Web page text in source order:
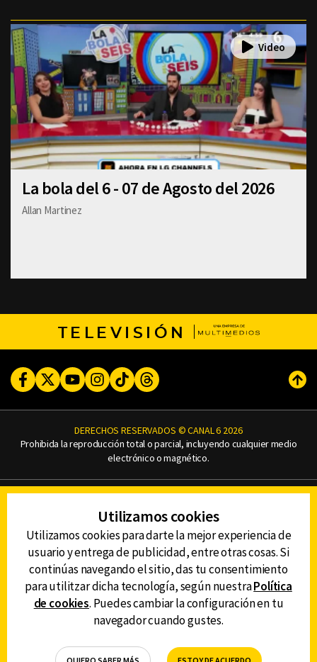
La bola del 6 - 07 de Agosto del 2026
Allan Martinez
TELEVISIÓN
FacebookTwitterYoutubeInstagram
TikTokThreads
DERECHOS RESERVADOS © CANAL 6 2026
Prohibida la reproducción total o parcial, incluyendo cualquier medio
electrónico o magnético.
AVISO DE PRIVACIDAD
AVISO LEGAL
DEFENSORÍA DE LAS AUDIENCIAS
DESCARGA LA APP DE CANAL 6
Utilizamos cookies
Utilizamos cookies para darte la mejor experiencia de
usuario y entrega de publicidad, entre otras cosas. Si
continúas navegando el sitio, das tu consentimiento
para utilitzar dicha tecnología, según nuestraPolítica
de cookies. Puedes cambiar la configuración en tu
navegador cuando gustes.